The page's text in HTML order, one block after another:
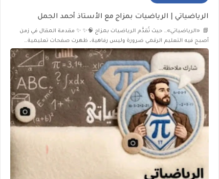
الرياضياتي | الرياضيات بمزاج مع الأستاذ أحمد الجمل
📘 «الرياضياتي»… حيث تُقدَّم الرياضيات بمزاج 🧠✨ ✨ مقدمة المقال في زمن
أصبح فيه التعليم الرقمي ضرورة وليس رفاهية، ظهرت صفحات تعليمية…